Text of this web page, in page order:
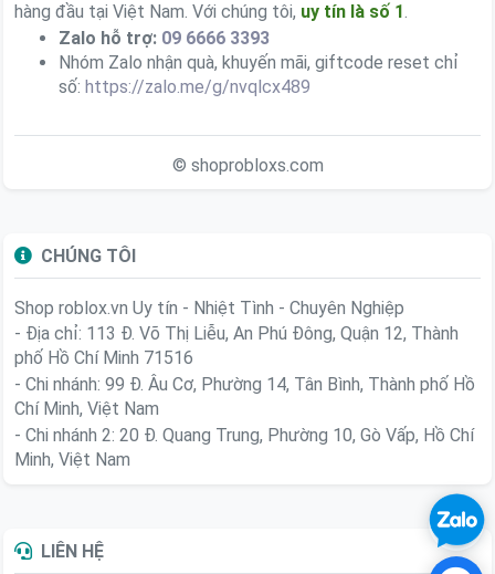
hàng đầu tại Việt Nam. Với chúng tôi, uy tín là số 1.
Zalo hỗ trợ: 09 6666 3393
Nhóm Zalo nhận quà, khuyến mãi, giftcode reset chỉ
số: https://zalo.me/g/nvqlcx489
© shoprobloxs.com
CHÚNG TÔI
Shop roblox.vn Uy tín - Nhiệt Tình - Chuyên Nghiệp
- Địa chỉ: 113 Đ. Võ Thị Liễu, An Phú Đông, Quận 12, Thành
phố Hồ Chí Minh 71516
- Chi nhánh: 99 Đ. Âu Cơ, Phường 14, Tân Bình, Thành phố Hồ
Chí Minh, Việt Nam
- Chi nhánh 2: 20 Đ. Quang Trung, Phường 10, Gò Vấp, Hồ Chí
Minh, Việt Nam
LIÊN HỆ